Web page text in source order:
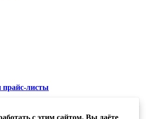
прайс-листы
почты и получайте новости
с этим сайтом, Вы даёте